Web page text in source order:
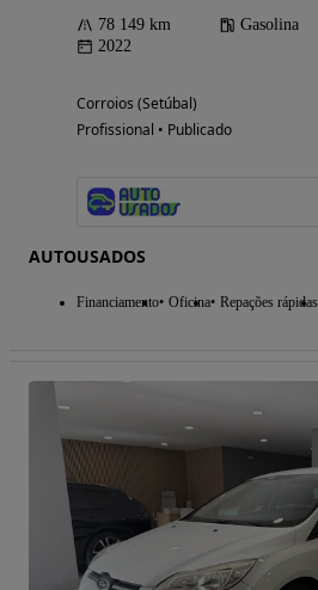
78 149 km Gasolina
2022
Corroios (Setúbal)
Profissional • Publicado
AUTOUSADOS
Financiamento Oficina Repações rápidas